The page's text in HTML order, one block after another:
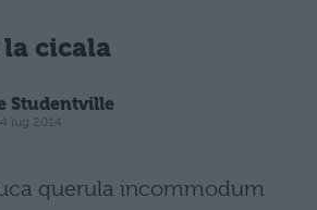
cicala
Studentville
lug 2014
querula incommodum